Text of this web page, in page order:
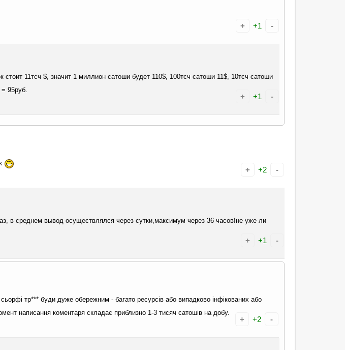
+ +1 -
11тсч $, значит 1 миллион сатоши будет 110$, 100тсч сатоши 11$, 10тсч сатоши
95руб.
+ +1 -
+ +2 -
в среднем вывод осуществлялся через сутки,максимум через 36 часов!не уже ли
+ +1 -
тр*** буди дуже обережним - багато ресурсів або випадково інфікованих або
написання коментаря складає приблизно 1-3 тисяч сатошів на добу.
+ +2 -